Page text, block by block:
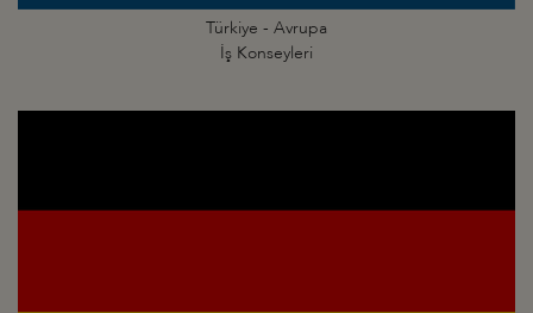
Türkiye - Avrupa
İş Konseyleri